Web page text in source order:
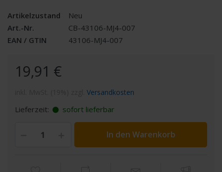
Artikelzustand
Neu
Art.-Nr.
CB-43106-MJ4-007
EAN / GTIN
43106-MJ4-007
19,91 €
Versandkosten
Lieferzeit: sofort lieferbar
In den Warenkorb